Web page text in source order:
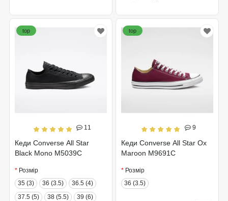
11
Кеди Converse All Star
Black Mono M5039C
top
Розмір
35 (3)
36 (3.5)
36.5 (4)
37.5 (5)
38 (5.5) 39 (6)
9
Кеди Converse All Star Ox
Maroon M9691C
top
Розмір
36 (3.5)